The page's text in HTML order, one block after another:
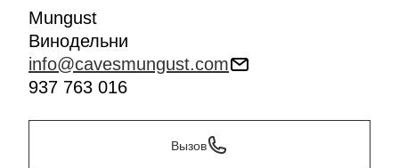
Mungust
Винодельни
info@cavesmungust.com
937 763 016
Вызов